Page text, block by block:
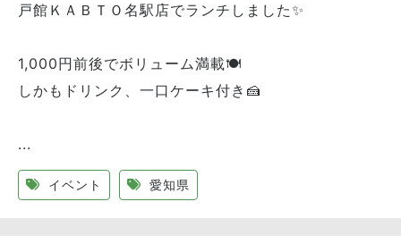
戸館ＫＡＢＴＯ名駅店でランチしました✨
1,000円前後でボリューム満載🍽
しかもドリンク、一口ケーキ付き🍰
...
イベント 愛知県